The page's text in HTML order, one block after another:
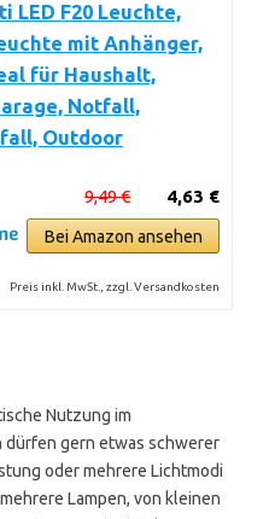
LED F20 Leuchte,
mit Anhänger,
für Haushalt,
Notfall,
Outdoor
4,63 €
9,49 €
Bei Amazon ansehen
Preis inkl. MwSt., zzgl. Versandkosten
Nutzung im
dürfen gern etwas schwerer
oder mehrere Lichtmodi
Lampen, von kleinen